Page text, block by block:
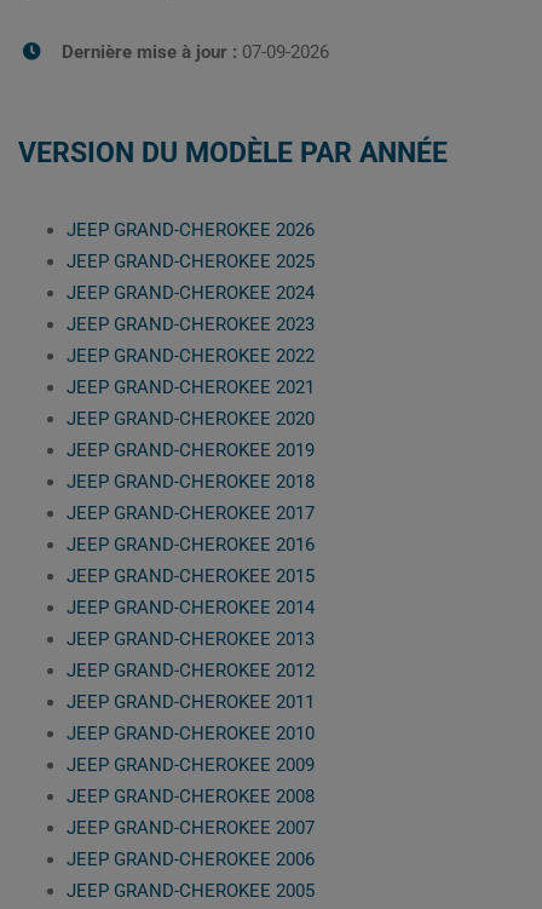
Dernière mise à jour : 07-09-2026
VERSION DU MODÈLE PAR ANNÉE
JEEP GRAND-CHEROKEE 2026
JEEP GRAND-CHEROKEE 2025
JEEP GRAND-CHEROKEE 2024
JEEP GRAND-CHEROKEE 2023
JEEP GRAND-CHEROKEE 2022
JEEP GRAND-CHEROKEE 2021
JEEP GRAND-CHEROKEE 2020
JEEP GRAND-CHEROKEE 2019
JEEP GRAND-CHEROKEE 2018
JEEP GRAND-CHEROKEE 2017
JEEP GRAND-CHEROKEE 2016
JEEP GRAND-CHEROKEE 2015
JEEP GRAND-CHEROKEE 2014
JEEP GRAND-CHEROKEE 2013
JEEP GRAND-CHEROKEE 2012
JEEP GRAND-CHEROKEE 2011
JEEP GRAND-CHEROKEE 2010
JEEP GRAND-CHEROKEE 2009
JEEP GRAND-CHEROKEE 2008
JEEP GRAND-CHEROKEE 2007
JEEP GRAND-CHEROKEE 2006
JEEP GRAND-CHEROKEE 2005